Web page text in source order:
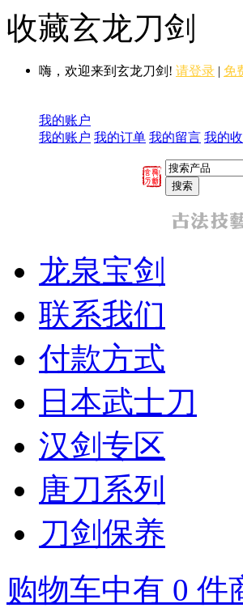
收藏玄龙刀剑
嗨，欢迎来到玄龙刀剑! 请登录 | 免
我的账户
我的账户 我的订单 我的留言 我的
龙泉宝剑
联系我们
付款方式
日本武士刀
汉剑专区
唐刀系列
刀剑保养
购物车中有 0 件